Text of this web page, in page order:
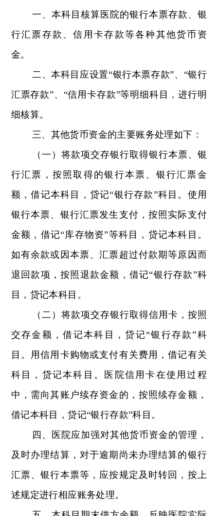
一、本科目核算医院的银行本票存款、银
行汇票存款、信用卡存款等各种其他货币资
金。
二、本科目应设置“银行本票存款”、“银行
汇票存款”、“信用卡存款”等明细科目，进行明
细核算。
三、其他货币资金的主要账务处理如下：
（一）将款项交存银行取得银行本票、银
行汇票，按照取得的银行本票、银行汇票金
额，借记本科目，贷记“银行存款”科目。使用
银行本票、银行汇票发生支付，按照实际支付
金额，借记“库存物资”等科目，贷记本科目。
如有余款或因本票、汇票超过付款期等原因而
退回款项，按照退款金额，借记“银行存款”科
目，贷记本科目。
（二）将款项交存银行取得信用卡，按照
交存金额，借记本科目，贷记“银行存款”科
目。用信用卡购物或支付有关费用，借记有关
科目，贷记本科目。医院信用卡在使用过程
中，需向其账户续存资金的，按照续存金额，
借记本科目，贷记“银行存款”科目。
四、医院应加强对其他货币资金的管理，
及时办理结算，对于逾期尚未办理结算的银行
汇票、银行本票等，应按规定及时转回，按上
述规定进行相应账务处理。